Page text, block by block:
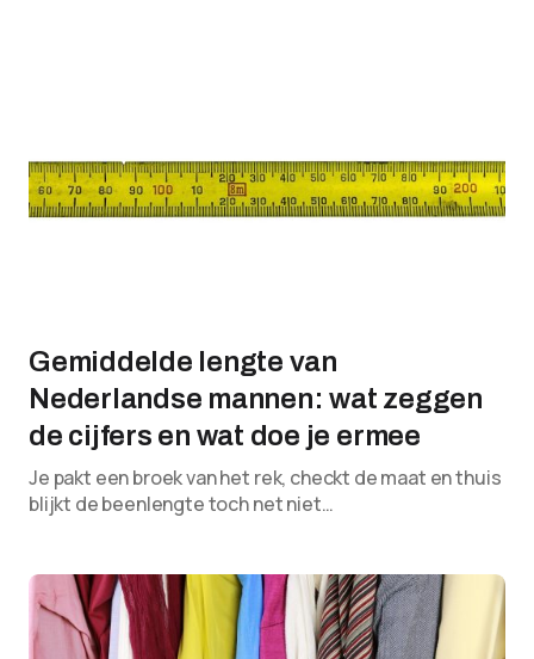
Gemiddelde lengte van
Nederlandse mannen: wat zeggen
de cijfers en wat doe je ermee
Je pakt een broek van het rek, checkt de maat en thuis
blijkt de beenlengte toch net niet…